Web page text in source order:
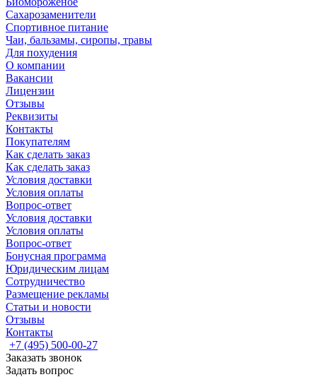
Сахарозаменители
Спортивное питание
Чаи, бальзамы, сиропы, травы
Для похудения
О компании
Вакансии
Лицензии
Отзывы
Реквизиты
Контакты
Покупателям
Как сделать заказ
Как сделать заказ
Условия доставки
Условия оплаты
Вопрос-ответ
Условия доставки
Условия оплаты
Вопрос-ответ
Бонусная программа
Юридическим лицам
Сотрудничество
Размещение рекламы
Статьи и новости
Отзывы
Контакты
+7 (495) 500-00-27
Заказать звонок
Задать вопрос